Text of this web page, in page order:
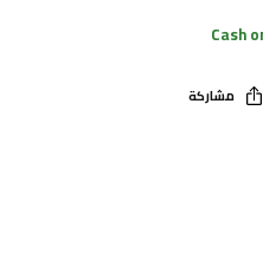
Cash
مشاركة